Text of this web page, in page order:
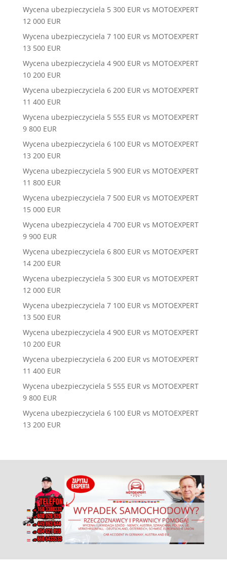
Wycena ubezpieczyciela 5 300 EUR vs MOTOEXPERT
12 000 EUR
Wycena ubezpieczyciela 7 100 EUR vs MOTOEXPERT
13 500 EUR
Wycena ubezpieczyciela 4 900 EUR vs MOTOEXPERT
10 200 EUR
Wycena ubezpieczyciela 6 200 EUR vs MOTOEXPERT
11 400 EUR
Wycena ubezpieczyciela 5 555 EUR vs MOTOEXPERT
9 800 EUR
Wycena ubezpieczyciela 6 100 EUR vs MOTOEXPERT
13 200 EUR
Wycena ubezpieczyciela 5 900 EUR vs MOTOEXPERT
11 800 EUR
Wycena ubezpieczyciela 7 500 EUR vs MOTOEXPERT
15 000 EUR
Wycena ubezpieczyciela 4 700 EUR vs MOTOEXPERT
9 900 EUR
Wycena ubezpieczyciela 6 800 EUR vs MOTOEXPERT
14 200 EUR
Wycena ubezpieczyciela 5 300 EUR vs MOTOEXPERT
12 000 EUR
Wycena ubezpieczyciela 7 100 EUR vs MOTOEXPERT
13 500 EUR
Wycena ubezpieczyciela 4 900 EUR vs MOTOEXPERT
10 200 EUR
Wycena ubezpieczyciela 6 200 EUR vs MOTOEXPERT
11 400 EUR
Wycena ubezpieczyciela 5 555 EUR vs MOTOEXPERT
9 800 EUR
Wycena ubezpieczyciela 6 100 EUR vs MOTOEXPERT
13 200 EUR